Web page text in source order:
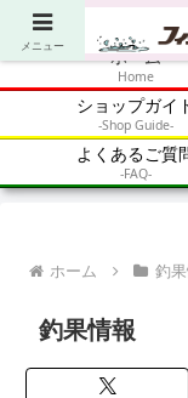
アウトドア・
ホーム
Home
ショップガイ
-Shop Guide-
よくあるご質
-FAQ-
ホーム 釣
釣果情報
メニュー